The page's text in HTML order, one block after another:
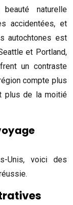
naturelle
accidentées, et
autochtones est
et Portland,
un contraste
compte plus
plus de la moitié
Unis, voici des